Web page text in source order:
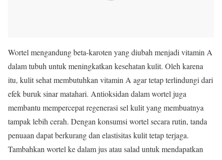
Wortel mengandung beta-karoten yang diubah menjadi vitamin A
dalam tubuh untuk meningkatkan kesehatan kulit. Oleh karena
itu, kulit sehat membutuhkan vitamin A agar tetap terlindungi dari
efek buruk sinar matahari. Antioksidan dalam wortel juga
membantu mempercepat regenerasi sel kulit yang membuatnya
tampak lebih cerah. Dengan konsumsi wortel secara rutin, tanda
penuaan dapat berkurang dan elastisitas kulit tetap terjaga.
Tambahkan wortel ke dalam jus atau salad untuk mendapatkan